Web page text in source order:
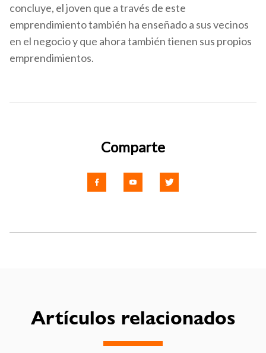
concluye, el joven que a través de este
emprendimiento también ha enseñado a sus vecinos
en el negocio y que ahora también tienen sus propios
emprendimientos.
Comparte
Artículos relacionados